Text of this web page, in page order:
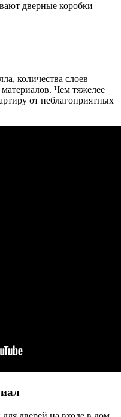
дверные коробки
количества слоев
Чем тяжелее
от неблагоприятных